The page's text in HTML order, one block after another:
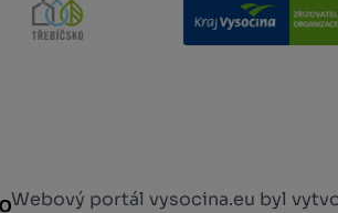
Webový portál vysocina.eu byl